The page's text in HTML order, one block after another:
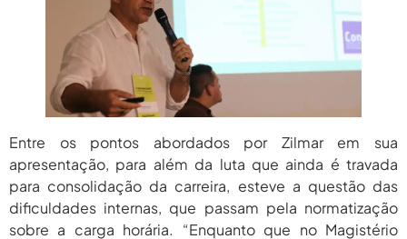
Entre os pontos abordados por Zilmar em sua
apresentação, para além da luta que ainda é travada
para consolidação da carreira, esteve a questão das
dificuldades internas, que passam pela normatização
sobre a carga horária. “Enquanto que no Magistério